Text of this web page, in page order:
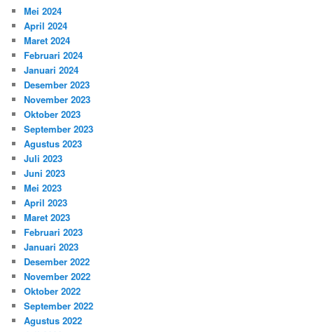
Mei 2024
April 2024
Maret 2024
Februari 2024
Januari 2024
Desember 2023
November 2023
Oktober 2023
September 2023
Agustus 2023
Juli 2023
Juni 2023
Mei 2023
April 2023
Maret 2023
Februari 2023
Januari 2023
Desember 2022
November 2022
Oktober 2022
September 2022
Agustus 2022